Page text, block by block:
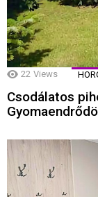
22 Views
Csodálatos